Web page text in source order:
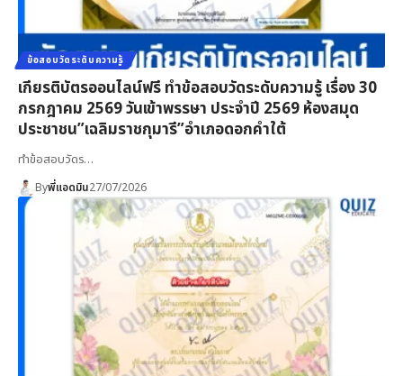
ข้อสอบวัดระดับความรู้
เกียรติบัตรออนไลน์ฟรี ทำข้อสอบวัดระดับความรู้ เรื่อง 30
กรกฎาคม 2569 วันเข้าพรรษา ประจำปี 2569 ห้องสมุด
ประชาชน”เฉลิมราชกุมารี”อำเภอดอกคำใต้
ทำข้อสอบวัดร…
Byพี่แอดมิน27/07/2026